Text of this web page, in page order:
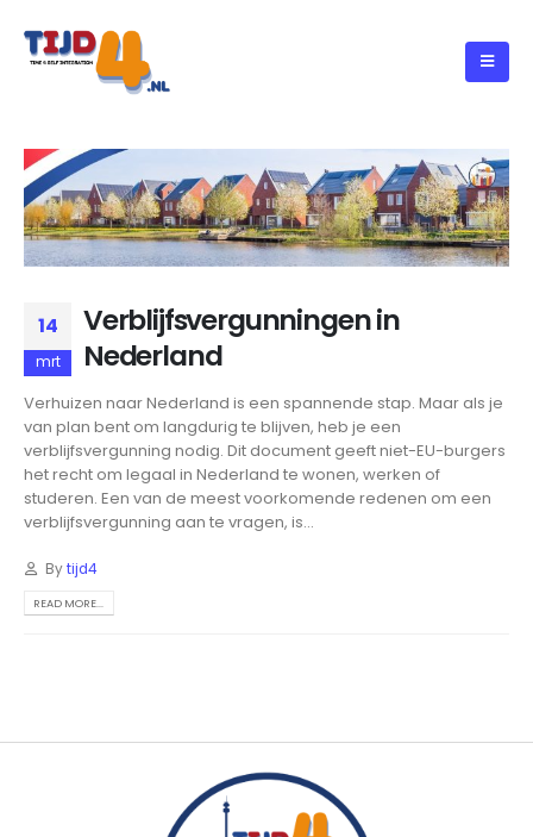
14
mrt
Verblijfsvergunningen in
Nederland
Verhuizen naar Nederland is een spannende stap. Maar als je
van plan bent om langdurig te blijven, heb je een
verblijfsvergunning nodig. Dit document geeft niet-EU-burgers
het recht om legaal in Nederland te wonen, werken of
studeren. Een van de meest voorkomende redenen om een
verblijfsvergunning aan te vragen, is...
Bytijd4
READ MORE...